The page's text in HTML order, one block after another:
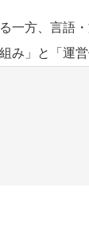
一方、言語
み」と「運